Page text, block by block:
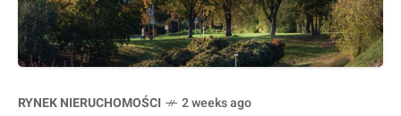
RYNEK NIERUCHOMOŚCI 2 weeks ago